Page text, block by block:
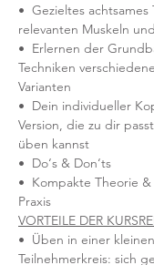
•  Gezieltes
relevanten Muskeln
•  Erlernen der
Techniken
Varianten
•  Dein individueller
Version, die zu dir
üben kannst
•  Do‘s & Don‘ts
•  Kompakte Theorie
Praxis
VORTEILE DER
•  Üben in einer
Teilnehmerkreis: sich